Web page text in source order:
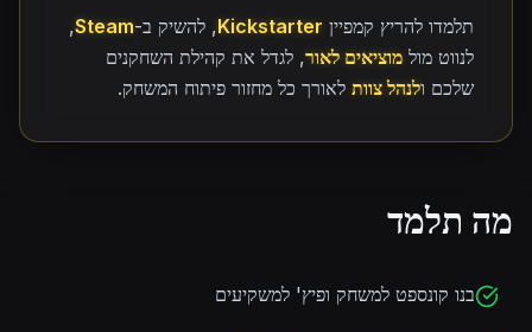
תלמדו להריץ קמפיין Kickstarter, להשיק ב-Steam
,
לנווט מול מוציאים לאור, לגדל את קהילת השחקנים
שלכם ולנהל צוות לאורך כל מחזור פיתוח המשחק.
מה תלמד
בנו קונספט למשחק ופיץ' למשקיעים